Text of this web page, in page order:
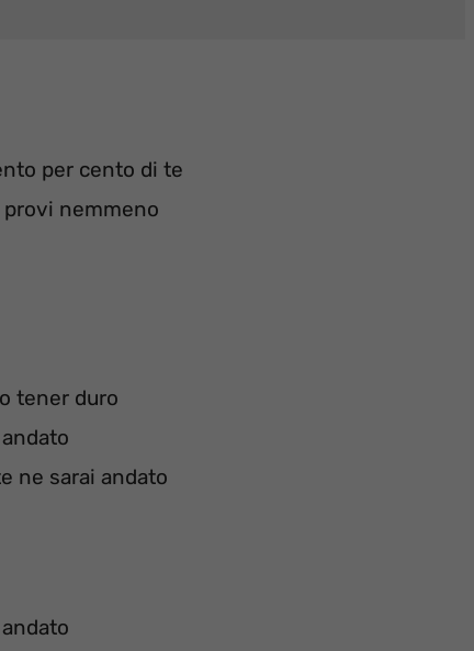
per cento di te
nemmeno
tener duro
ne sarai andato